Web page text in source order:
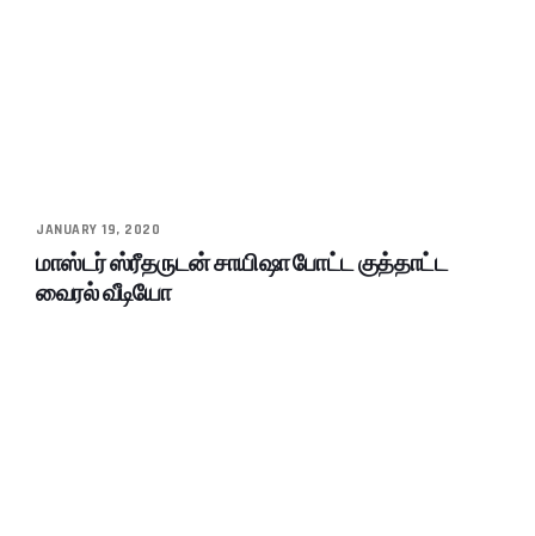
JANUARY 19, 2020
மாஸ்டர் ஸ்ரீதருடன் சாயிஷா போட்ட குத்தாட்ட
வைரல் வீடியோ